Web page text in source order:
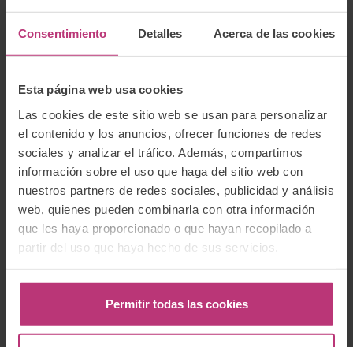
Consentimiento Detalles Acerca de las cookies
Esta página web usa cookies
Las cookies de este sitio web se usan para personalizar
el contenido y los anuncios, ofrecer funciones de redes
sociales y analizar el tráfico. Además, compartimos
información sobre el uso que haga del sitio web con
nuestros partners de redes sociales, publicidad y análisis
web, quienes pueden combinarla con otra información
que les haya proporcionado o que hayan recopilado a
partir del uso que haya hecho de sus servicios.
Permitir todas las cookies
neurociencia y las bases de la psicoterapia relacional
algunos de los marcos que sostienen mi trabajo. También
creativos como los experienciados con Segni Mossi
(Matadero, Madrid)
Puedes seguir más sobre mí en mi web y en mi
instragram @proyectoconectarte
Si sientes que te faltan las palabras para expresar lo que
estás viviendo, hablamos!
Gracias!
http://www.proyectoconectarte.com/
Teléfono: